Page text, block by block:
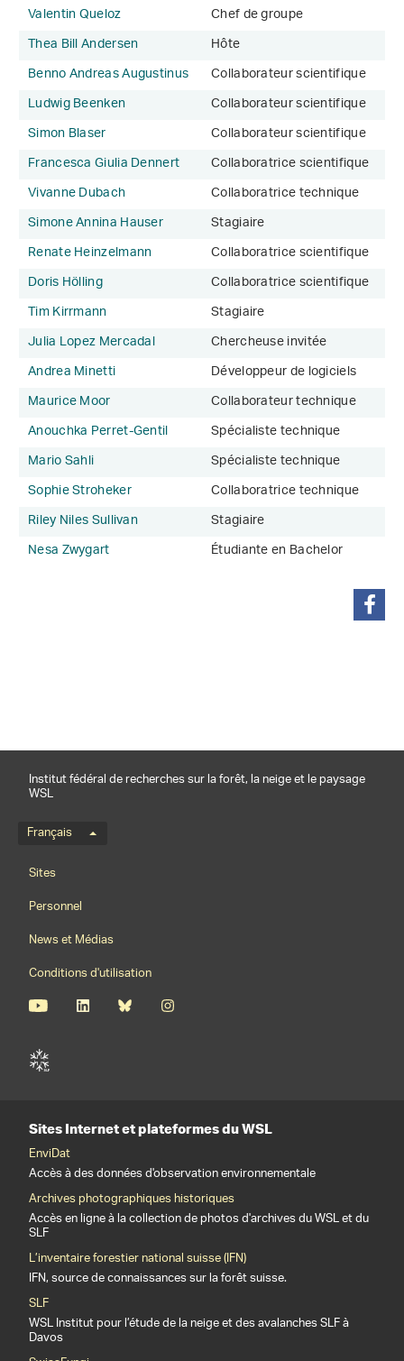
Valentin Queloz
Chef de groupe
Thea Bill Andersen
Hôte
Benno Andreas Augustinus
Collaborateur scientifique
Ludwig Beenken
Collaborateur scientifique
Simon Blaser
Collaborateur scientifique
Francesca Giulia Dennert
Collaboratrice scientifique
Vivanne Dubach
Collaboratrice technique
Simone Annina Hauser
Stagiaire
Renate Heinzelmann
Collaboratrice scientifique
Doris Hölling
Collaboratrice scientifique
Tim Kirrmann
Stagiaire
Julia Lopez Mercadal
Chercheuse invitée
Andrea Minetti
Développeur de logiciels
Maurice Moor
Collaborateur technique
Anouchka Perret-Gentil
Spécialiste technique
Mario Sahli
Spécialiste technique
Sophie Stroheker
Collaboratrice technique
Riley Niles Sullivan
Stagiaire
Nesa Zwygart
Étudiante en Bachelor
Institut fédéral de recherches sur la forêt, la neige et le paysage
WSL
Menu de langue
Français
Footernavigation
Sites
Personnel
News et Médias
Conditions d'utilisation
Sites Internet et plateformes du WSL
EnviDat
Accès à des données d'observation environnementale
Archives photographiques historiques
Accès en ligne à la collection de photos d'archives du WSL et du
SLF
L’inventaire forestier national suisse (IFN)
IFN, source de connaissances sur la forêt suisse.
SLF
WSL Institut pour l’étude de la neige et des avalanches SLF à
Davos